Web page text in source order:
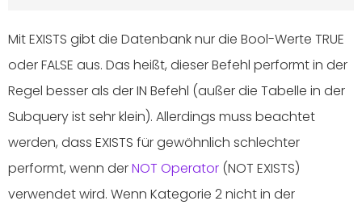
Mit EXISTS gibt die Datenbank nur die Bool-Werte TRUE
oder FALSE aus. Das heißt, dieser Befehl performt in der
Regel besser als der IN Befehl (außer die Tabelle in der
Subquery ist sehr klein). Allerdings muss beachtet
werden, dass EXISTS für gewöhnlich schlechter
performt, wenn derNOT Operator (NOT EXISTS)
verwendet wird. Wenn Kategorie 2 nicht in der